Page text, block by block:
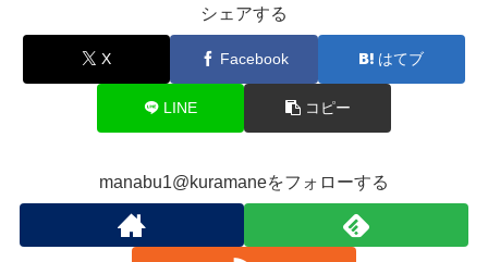
シェアする
X Facebook はてブ
LINE コピー
manabu1@kuramaneをフォローする